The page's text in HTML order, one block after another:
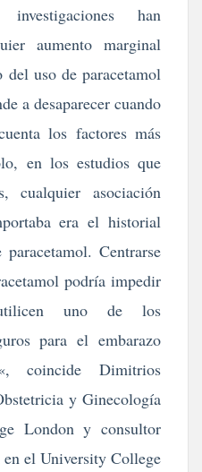
han
aumento marginal
del uso de paracetamol
a desaparecer cuando
los factores más
en los estudios que
cualquier asociación
era el historial
Centrarse
podría impedir
uno de los
para el embarazo
coincide Dimitrios
y Ginecología
London y consultor
el University College